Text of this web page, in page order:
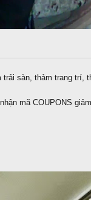
trải sàn, thảm trang
mã COUPONS